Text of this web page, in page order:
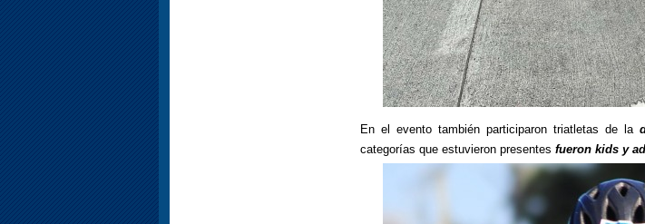
En el evento también participaron triatletas de la
categorías que estuvieron presentes fueron kids y